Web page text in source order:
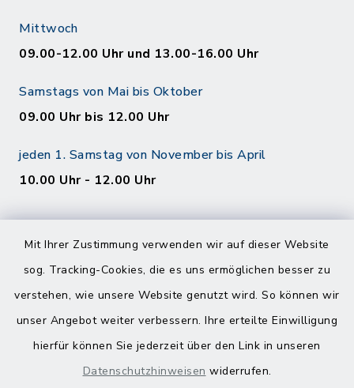
Mit Ihrer Zustimmung verwenden wir auf dieser Website
sog. Tracking-Cookies, die es uns ermöglichen besser zu
verstehen, wie unsere Website genutzt wird. So können wir
unser Angebot weiter verbessern. Ihre erteilte Einwilligung
hierfür können Sie jederzeit über den Link in unseren
Datenschutzhinweisen widerrufen.
Mittwoch
09.00-12.00 Uhr und 13.00-16.00 Uhr
Samstags von Mai bis Oktober
09.00 Uhr bis 12.00 Uhr
jeden 1. Samstag von November bis April
10.00 Uhr - 12.00 Uhr
Barrierefreiheit